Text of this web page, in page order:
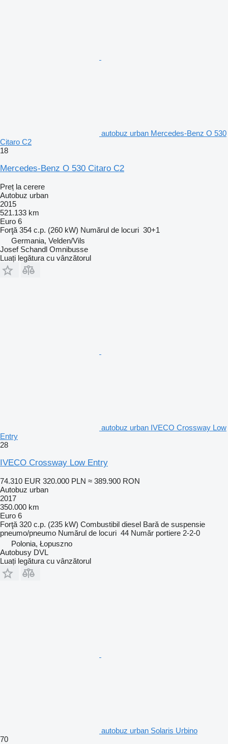
autobuz urban Mercedes-Benz O 530
Citaro C2
18
Mercedes-Benz O 530 Citaro C2
Preț la cerere
Autobuz urban
2015
521.133 km
Euro 6
Forţă 354 c.p. (260 kW) Numărul de locuri 30+1
Germania, Velden/Vils
Josef Schandl Omnibusse
Luați legătura cu vânzătorul
autobuz urban IVECO Crossway Low
Entry
28
IVECO Crossway Low Entry
74.310 EUR 320.000 PLN ≈ 389.900 RON
Autobuz urban
2017
350.000 km
Euro 6
Forţă 320 c.p. (235 kW) Combustibil diesel Bară de suspensie
pneumo/pneumo Numărul de locuri 44 Număr portiere 2-2-0
Polonia, Łopuszno
Autobusy DVL
Luați legătura cu vânzătorul
autobuz urban Solaris Urbino
70